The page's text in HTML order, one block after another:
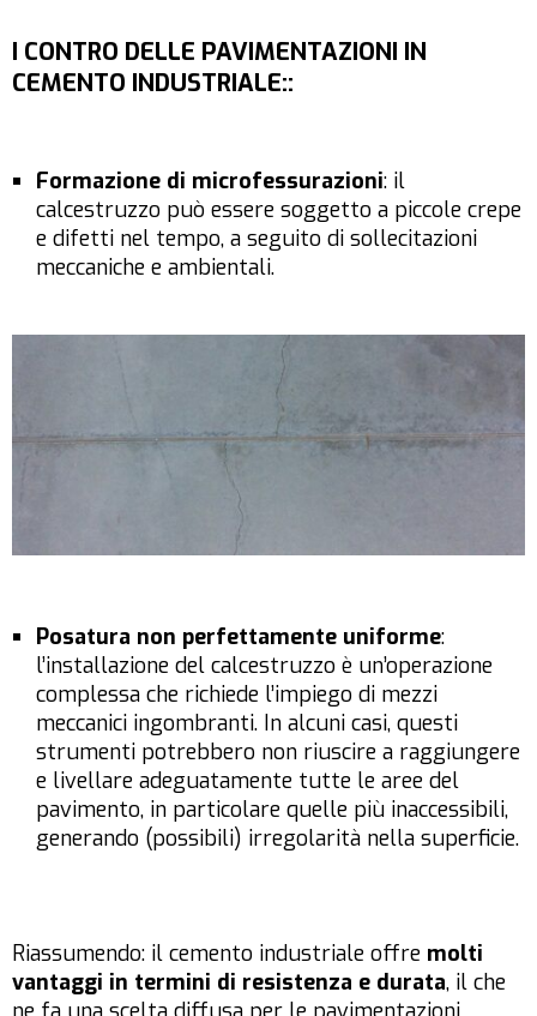
I CONTRO DELLE PAVIMENTAZIONI IN
CEMENTO INDUSTRIALE::
Formazione di microfessurazioni: il
calcestruzzo può essere soggetto a piccole crepe
e difetti nel tempo, a seguito di sollecitazioni
meccaniche e ambientali.
Posatura non perfettamente uniforme:
l’installazione del calcestruzzo è un’operazione
complessa che richiede l’impiego di mezzi
meccanici ingombranti. In alcuni casi, questi
strumenti potrebbero non riuscire a raggiungere
e livellare adeguatamente tutte le aree del
pavimento, in particolare quelle più inaccessibili,
generando (possibili) irregolarità nella superficie.
Riassumendo: il cemento industriale offre molti
vantaggi in termini di resistenza e durata, il che